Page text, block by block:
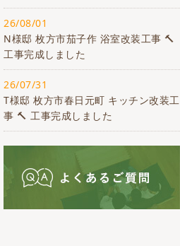
26/08/01
N様邸 枚方市茄子作 浴室改装工事 🔨
工事完成しました
26/07/31
T様邸 枚方市春日元町 キッチン改装工
事 🔨 工事完成しました